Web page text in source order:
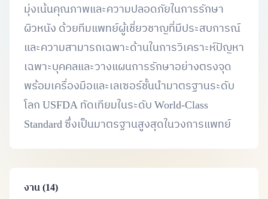
มุ่งเน้นคุณภาพและความปลอดภัยในการรักษา
ผิวหนัง ด้วยทีมแพทย์ผู้เชี่ยวชาญที่มีประสบการณ์
และความสามารถเฉพาะด้านในการวิเคราะห์ปัญหา
เฉพาะบุคคลและวางแผนการรักษาอย่างตรงจุด
พร้อมเครื่องมือและเลเซอร์ชั้นนำมาตรฐานระดับ
โลก USFDA ทัดเทียมในระดับ World-Class
Standard ซึ่งเป็นมาตรฐานสูงสุดในวงการแพทย์
งาน (14)